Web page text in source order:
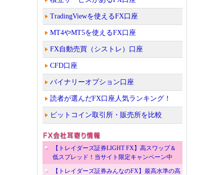
TradingViewを使えるFX口座
MT4やMT5を使えるFX口座
FX自動売買（シストレ）口座
CFD口座
バイナリーオプション口座
読者が選んだFX口座人気ランキング！
ビットコイン取引所・販売所を比較
【トレイダーズ証券LIGHT FX】高スワップ＆
低スプレッド！当サイト限定キャンペーン中
【トレイダーズ証券みんなのFX】最高水準の高